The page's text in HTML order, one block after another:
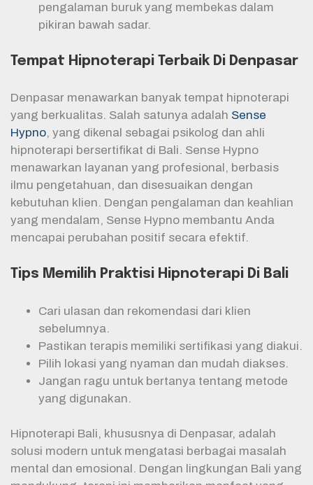
pengalaman buruk yang membekas dalam
pikiran bawah sadar.
Tempat Hipnoterapi Terbaik Di Denpasar
Denpasar menawarkan banyak tempat hipnoterapi
yang berkualitas. Salah satunya adalah Sense
Hypno, yang dikenal sebagai psikolog dan ahli
hipnoterapi bersertifikat di Bali. Sense Hypno
menawarkan layanan yang profesional, berbasis
ilmu pengetahuan, dan disesuaikan dengan
kebutuhan klien. Dengan pengalaman dan keahlian
yang mendalam, Sense Hypno membantu Anda
mencapai perubahan positif secara efektif.
Tips Memilih Praktisi Hipnoterapi Di Bali
Cari ulasan dan rekomendasi dari klien
sebelumnya.
Pastikan terapis memiliki sertifikasi yang diakui.
Pilih lokasi yang nyaman dan mudah diakses.
Jangan ragu untuk bertanya tentang metode
yang digunakan.
Hipnoterapi Bali, khususnya di Denpasar, adalah
solusi modern untuk mengatasi berbagai masalah
mental dan emosional. Dengan lingkungan Bali yang